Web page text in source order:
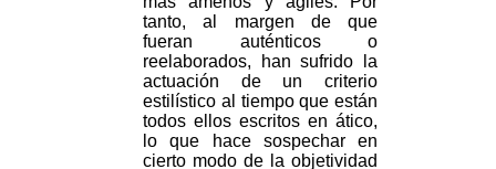
tanto, al margen de que
fueran auténticos o
reelaborados, han sufrido la
actuación de un criterio
estilístico al tiempo que están
todos ellos escritos en ático,
lo que hace sospechar en
cierto modo de la objetividad